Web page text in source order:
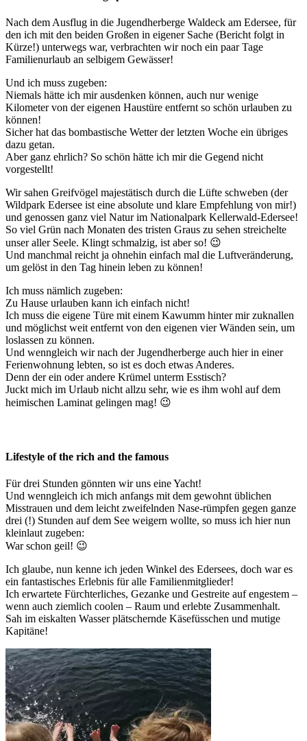
Nach dem Ausflug in die Jugendherberge Waldeck am Edersee, für
den ich mit den beiden Großen in eigener Sache (Bericht folgt in
Kürze!) unterwegs war, verbrachten wir noch ein paar Tage
Familienurlaub an selbigem Gewässer!
Und ich muss zugeben:
Niemals hätte ich mir ausdenken können, auch nur wenige
Kilometer von der eigenen Haustüre entfernt so schön urlauben zu
können!
Sicher hat das bombastische Wetter der letzten Woche ein übriges
dazu getan.
Aber ganz ehrlich? So schön hätte ich mir die Gegend nicht
vorgestellt!
Wir sahen Greifvögel majestätisch durch die Lüfte schweben (der
Wildpark Edersee ist eine absolute und klare Empfehlung von mir!)
und genossen ganz viel Natur im Nationalpark Kellerwald-Edersee!
So viel Grün nach Monaten des tristen Graus zu sehen streichelte
unser aller Seele. Klingt schmalzig, ist aber so! 😉
Und manchmal reicht ja ohnehin einfach mal die Luftveränderung,
um gelöst in den Tag hinein leben zu können!
Ich muss nämlich zugeben:
Zu Hause urlauben kann ich einfach nicht!
Ich muss die eigene Türe mit einem Kawumm hinter mir zuknallen
und möglichst weit entfernt von den eigenen vier Wänden sein, um
loslassen zu können.
Und wenngleich wir nach der Jugendherberge auch hier in einer
Ferienwohnung lebten, so ist es doch etwas Anderes.
Denn der ein oder andere Krümel unterm Esstisch?
Juckt mich im Urlaub nicht allzu sehr, wie es ihm wohl auf dem
heimischen Laminat gelingen mag! 😉
Lifestyle of the rich and the famous
Für drei Stunden gönnten wir uns eine Yacht!
Und wenngleich ich mich anfangs mit dem gewohnt üblichen
Misstrauen und dem leicht zweifelnden Nase-rümpfen gegen ganze
drei (!) Stunden auf dem See weigern wollte, so muss ich hier nun
kleinlaut zugeben:
War schon geil! 😉
Ich glaube, nun kenne ich jeden Winkel des Edersees, doch war es
ein fantastisches Erlebnis für alle Familienmitglieder!
Ich erwartete Fürchterliches, Gezanke und Gestreite auf engestem –
wenn auch ziemlich coolen – Raum und erlebte Zusammenhalt.
Sah im eiskalten Wasser plätschernde Käsefüsschen und mutige
Kapitäne!